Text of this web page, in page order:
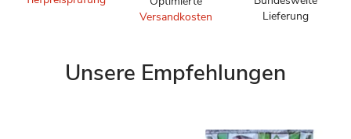
Versandkosten
Lieferung
Unsere Empfehlungen